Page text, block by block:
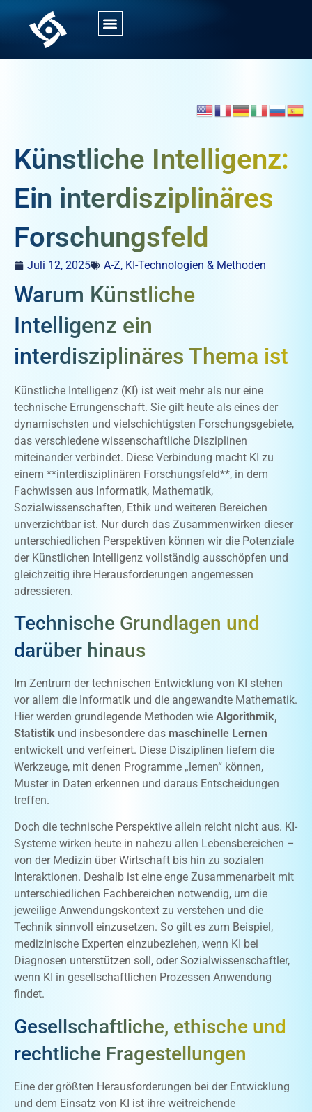
Künstliche Intelligenz:
Ein interdisziplinäres
Forschungsfeld
Juli 12, 2025 A-Z, KI-Technologien & Methoden
Warum Künstliche
Intelligenz ein
interdisziplinäres Thema ist
Künstliche Intelligenz (KI) ist weit mehr als nur eine
technische Errungenschaft. Sie gilt heute als eines der
dynamischsten und vielschichtigsten Forschungsgebiete,
das verschiedene wissenschaftliche Disziplinen
miteinander verbindet. Diese Verbindung macht KI zu
einem **interdisziplinären Forschungsfeld**, in dem
Fachwissen aus Informatik, Mathematik,
Sozialwissenschaften, Ethik und weiteren Bereichen
unverzichtbar ist. Nur durch das Zusammenwirken dieser
unterschiedlichen Perspektiven können wir die Potenziale
der Künstlichen Intelligenz vollständig ausschöpfen und
gleichzeitig ihre Herausforderungen angemessen
adressieren.
Technische Grundlagen und
darüber hinaus
Im Zentrum der technischen Entwicklung von KI stehen
vor allem die Informatik und die angewandte Mathematik.
Hier werden grundlegende Methoden wie Algorithmik,
Statistik und insbesondere das maschinelle Lernen
entwickelt und verfeinert. Diese Disziplinen liefern die
Werkzeuge, mit denen Programme „lernen“ können,
Muster in Daten erkennen und daraus Entscheidungen
treffen.
Doch die technische Perspektive allein reicht nicht aus. KI-
Systeme wirken heute in nahezu allen Lebensbereichen –
von der Medizin über Wirtschaft bis hin zu sozialen
Interaktionen. Deshalb ist eine enge Zusammenarbeit mit
unterschiedlichen Fachbereichen notwendig, um die
jeweilige Anwendungskontext zu verstehen und die
Technik sinnvoll einzusetzen. So gilt es zum Beispiel,
medizinische Experten einzubeziehen, wenn KI bei
Diagnosen unterstützen soll, oder Sozialwissenschaftler,
wenn KI in gesellschaftlichen Prozessen Anwendung
findet.
Gesellschaftliche, ethische und
rechtliche Fragestellungen
Eine der größten Herausforderungen bei der Entwicklung
und dem Einsatz von KI ist ihre weitreichende